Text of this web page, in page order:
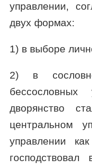
управлении,
двух формах:
1) в выборе
2) в
дворянство
центральном
управлении